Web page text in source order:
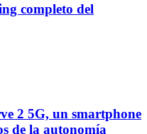
completo del
2 5G, un smartphone
de la autonomía